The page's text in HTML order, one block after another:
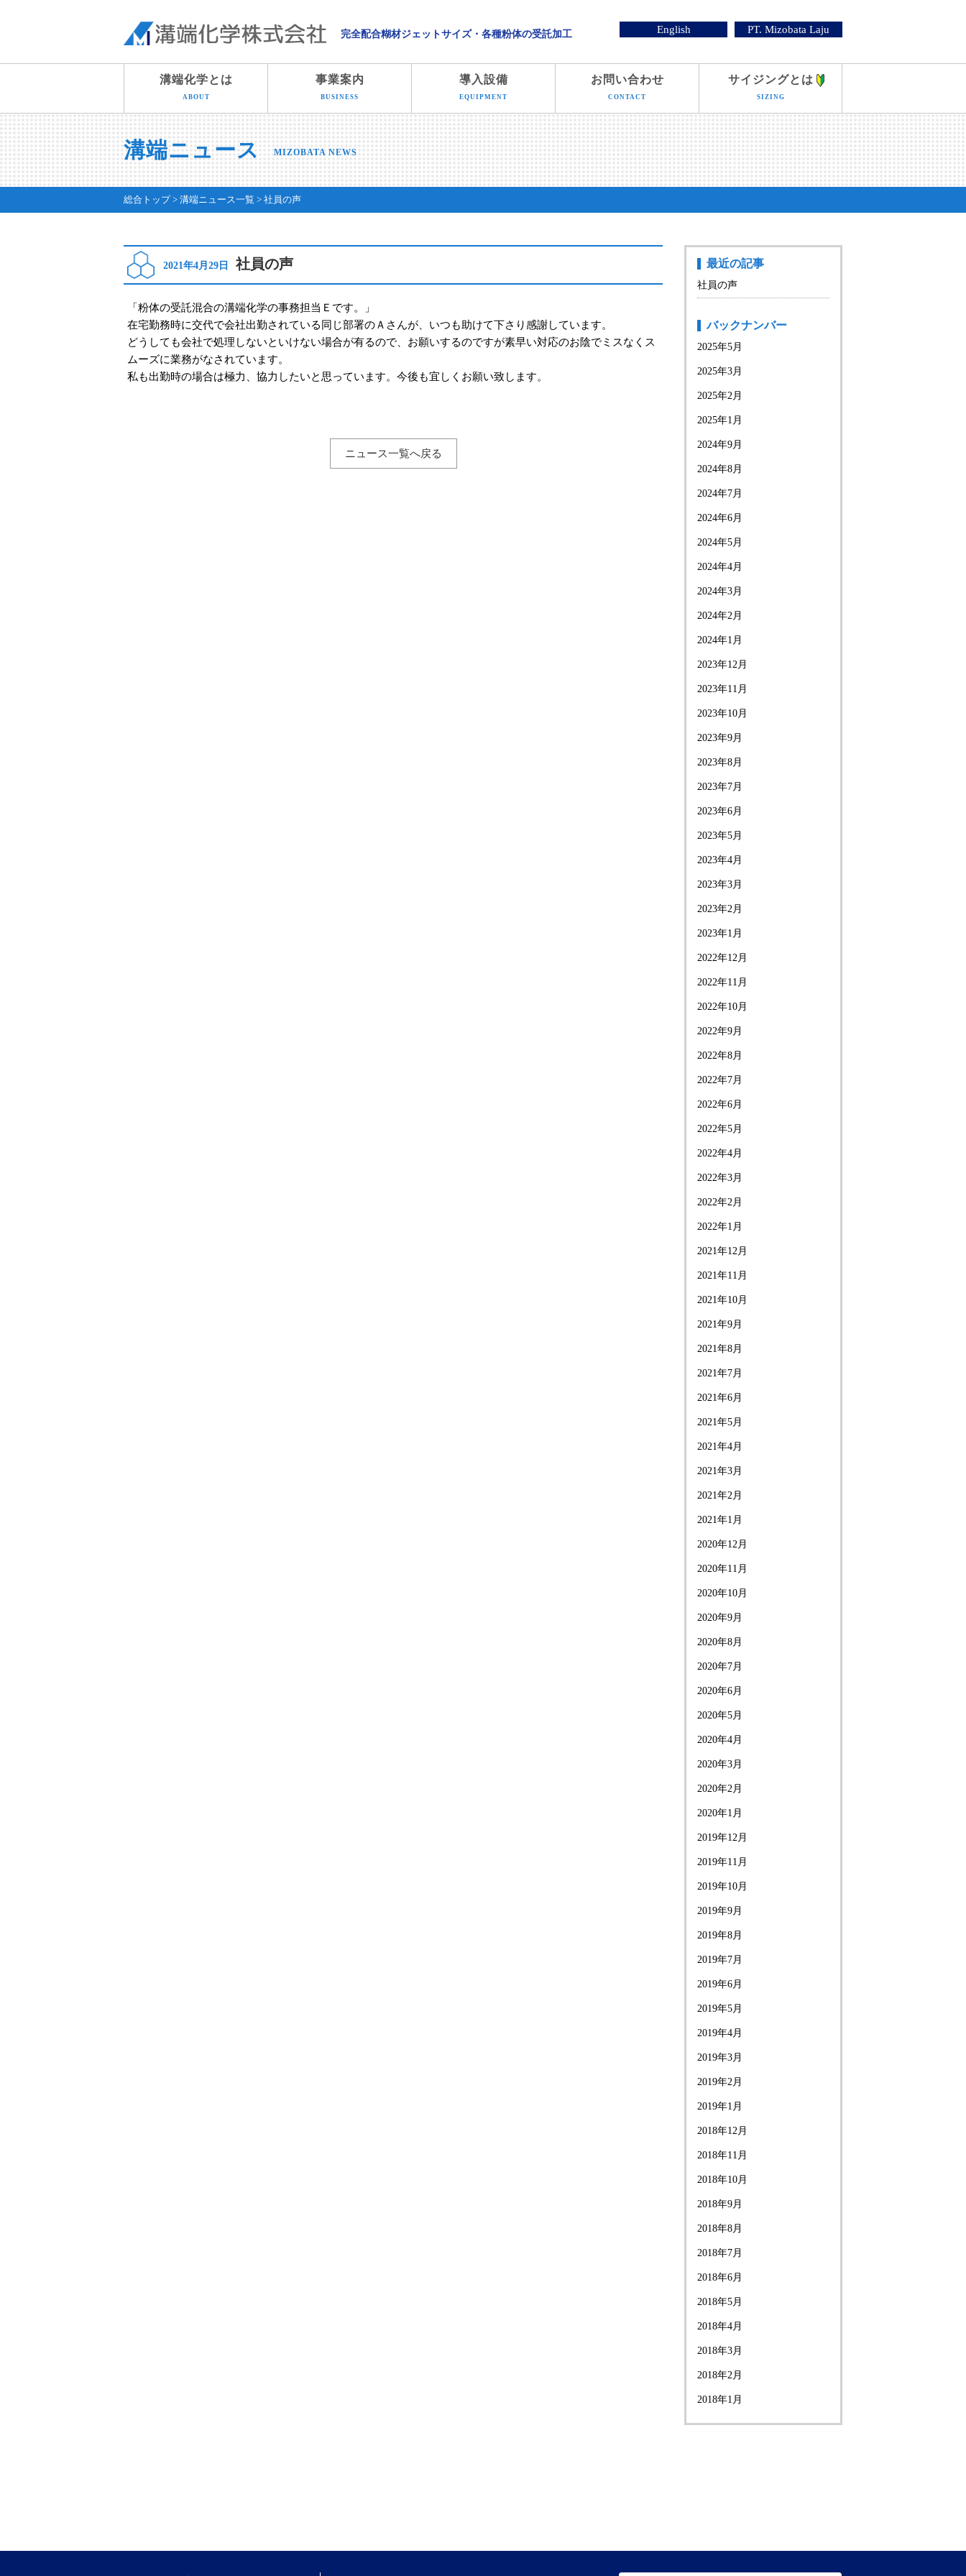
溝端化学株式会社
完全配合糊材ジェットサイズ・各種粉体の受託加工 PT. Mizobata Laju
English
溝端化学とは
ABOUT
事業案内
BUSINESS
導入設備
EQUIPMENT
お問い合わせ
CONTACT
サイジングとは
SIZING
溝端ニュース MIZOBATA NEWS
総合トップ 溝端ニュース一覧 社員の声
2021年4月29日 社員の声
「粉体の受託混合の溝端化学の事務担当Ｅです。」
在宅勤務時に交代で会社出勤されている同じ部署のＡさんが、いつも助けて下さり感謝しています。
どうしても会社で処理しないといけない場合が有るので、お願いするのですが素早い対応のお陰でミスなくス
ムーズに業務がなされています。
私も出勤時の場合は極力、協力したいと思っています。今後も宜しくお願い致します。
ニュース一覧へ戻る
最近の記事
社員の声
バックナンバー
2025年5月
2025年3月
2025年2月
2025年1月
2024年9月
2024年8月
2024年7月
2024年6月
2024年5月
2024年4月
2024年3月
2024年2月
2024年1月
2023年12月
2023年11月
2023年10月
2023年9月
2023年8月
2023年7月
2023年6月
2023年5月
2023年4月
2023年3月
2023年2月
2023年1月
2022年12月
2022年11月
2022年10月
2022年9月
2022年8月
2022年7月
2022年6月
2022年5月
2022年4月
2022年3月
2022年2月
2022年1月
2021年12月
2021年11月
2021年10月
2021年9月
2021年8月
2021年7月
2021年6月
2021年5月
2021年4月
2021年3月
2021年2月
2021年1月
2020年12月
2020年11月
2020年10月
2020年9月
2020年8月
2020年7月
2020年6月
2020年5月
2020年4月
2020年3月
2020年2月
2020年1月
2019年12月
2019年11月
2019年10月
2019年9月
2019年8月
2019年7月
2019年6月
2019年5月
2019年4月
2019年3月
2019年2月
2019年1月
2018年12月
2018年11月
2018年10月
2018年9月
2018年8月
2018年7月
2018年6月
2018年5月
2018年4月
2018年3月
2018年2月
2018年1月